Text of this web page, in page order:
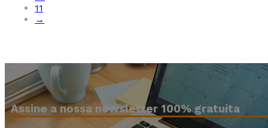
11
→
Assine a nossa newsletter 100% gratuita